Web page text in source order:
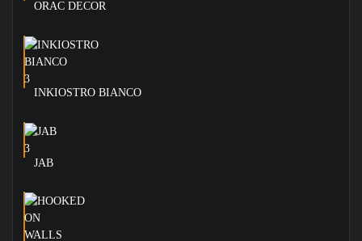
ORAC DECOR
INKIOSTRO BIANCO
JAB